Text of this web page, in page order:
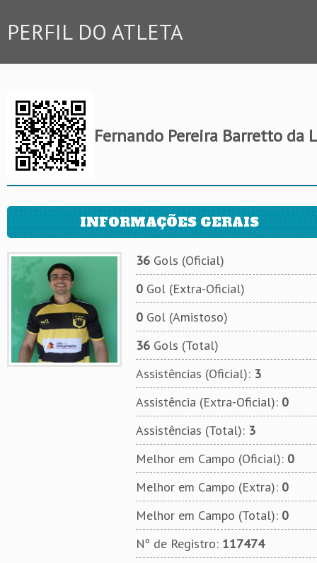
PERFIL DO ATLETA
Fernando Pereira Barretto da
INFORMAÇÕES GERAIS
36Gols (Oficial)
0Gol (Extra-Oficial)
0Gol (Amistoso)
36Gols (Total)
Assistências (Oficial): 3
Assistência (Extra-Oficial): 0
Assistências (Total): 3
Melhor em Campo (Oficial): 0
Melhor em Campo (Extra): 0
Melhor em Campo (Total): 0
Nº de Registro: 117474